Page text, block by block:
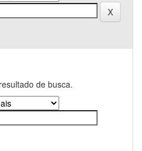
de busca.